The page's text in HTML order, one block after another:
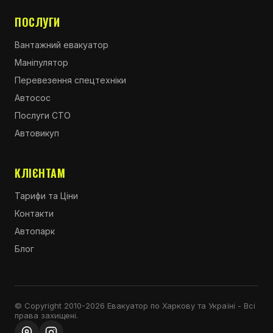
ПОСЛУГИ
Вантажний евакуатор
Маніпулятор
Перевезення спецтехніки
Автосос
Послуги СТО
Автовикуп
КЛІЄНТАМ
Тарифи та Ціни
Контакти
Автопарк
Блог
© Copyright 2010-2026 Евакуатор по Харкову та Україні - Всі
права захищені.